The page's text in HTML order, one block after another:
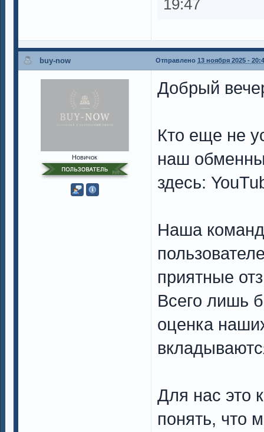
19:47
buy-now Отправлено 13 ноября 2025 -
Новичок
Добрый
Кто еще не
наш
здесь:
Наша
приятные
Всего лишь
оценка
Для нас это
понять, что